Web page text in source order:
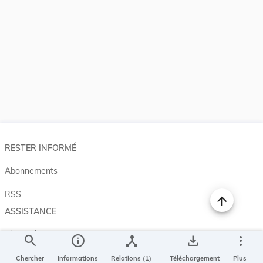
search
Chercher
info
Informations
device_hub
Relations (1)
save_alt
Téléchargement
more_vert
Plus
RESTER INFORMÉ
Abonnements
RSS
ASSISTANCE
Aide et à propos
Projet Casemates